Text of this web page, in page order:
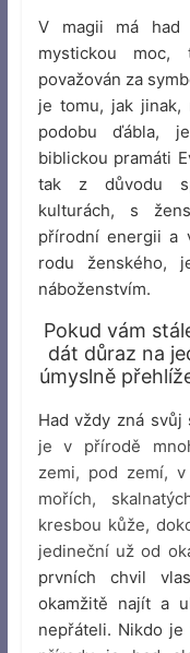
V magii má had
mystickou
považován za
je tomu, jak jinak,
podobu ďábla,
biblickou pramáti
tak z důvodu
kulturách, s
přírodní energii a
rodu ženského,
náboženstvím.
Pokud vám
dát důraz na
úmyslně
Had vždy zná svůj
je v přírodě
zemi, pod zemí,
mořích,
kresbou kůže,
jedineční už od
prvních chvil
okamžitě najít a
nepřáteli. Nikdo